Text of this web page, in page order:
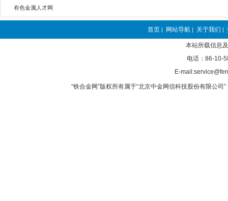
有色金属人才网
首页 | 网站导航 | 关于我们 |
本站所载信息
电话：86-10-
E-
“铁合金网”版权所有属于“北京中金网信科技股份有限公司